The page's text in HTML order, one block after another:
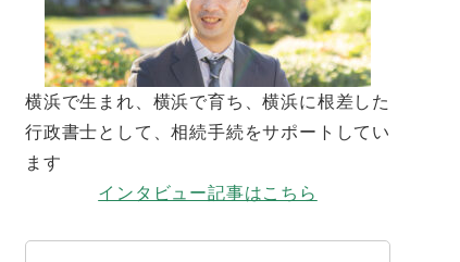
横浜で生まれ、横浜で育ち、横浜に根差した
行政書士として、相続手続をサポートしてい
ます
インタビュー記事はこちら